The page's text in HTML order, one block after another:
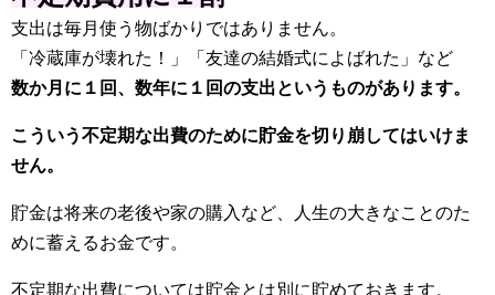
支出は毎月使う物ばかりではありません。
「冷蔵庫が壊れた！」「友達の結婚式によばれた」など
数か月に１回、数年に１回の支出というものがあります。
こういう不定期な出費のために貯金を切り崩してはいけま
せん。
貯金は将来の老後や家の購入など、人生の大きなことのた
めに蓄えるお金です。
不定期な出費については貯金とは別に貯めておきます。